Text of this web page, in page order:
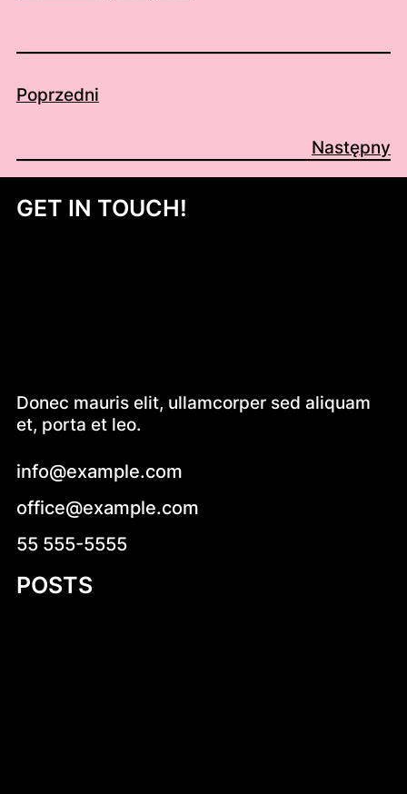
Poprzedni
Następny
GET IN TOUCH!
Donec mauris elit, ullamcorper sed aliquam
et, porta et leo.
info@example.com
office@example.com
55 555-5555
POSTS